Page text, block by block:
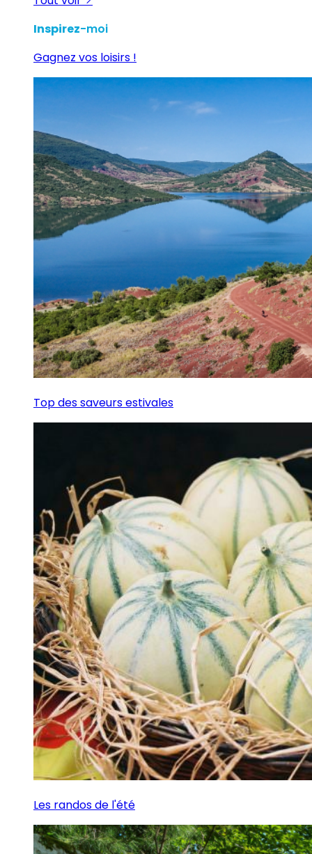
Inspirez-moi
Gagnez vos loisirs !
Top des saveurs estivales
Les randos de l'été